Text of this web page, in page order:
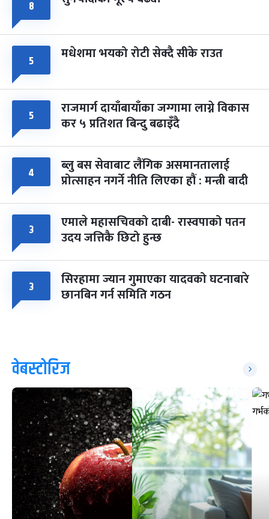
८
५ मधेशमा भयको रोटी सेक्दै सीके राउत
५ राजमार्ग दायाँबायाँका जग्गामा लाग्ने विकास
कर ५ प्रतिशत बिन्दु बढाइँदै
४ ब्लु बस सेवाबाट लैंगिक असमानतालाई
प्रोत्साहन नगर्ने नीति लिएका हौं : मन्त्री बादी
३ एमाले महासचिवको दाबी- रास्वपाको पतन
उदय जत्तिकै छिटो हुन्छ
३ सिरहामा ज्यान गुमाएका यादवको घटनाबारे
छानबिन गर्न समिति गठन
वेबस्टोरिज